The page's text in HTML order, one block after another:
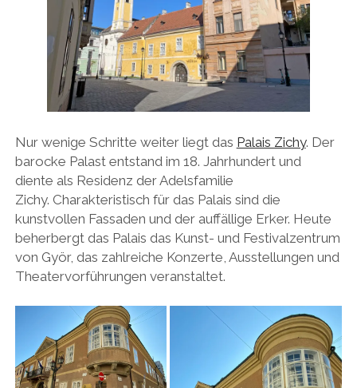
Nur wenige Schritte weiter liegt das Palais Zichy. Der
barocke Palast entstand im 18. Jahrhundert und
diente als Residenz der Adelsfamilie
Zichy. Charakteristisch für das Palais sind die
kunstvollen Fassaden und der auffällige Erker. Heute
beherbergt das Palais das Kunst- und Festivalzentrum
von Györ, das zahlreiche Konzerte, Ausstellungen und
Theatervorführungen veranstaltet.